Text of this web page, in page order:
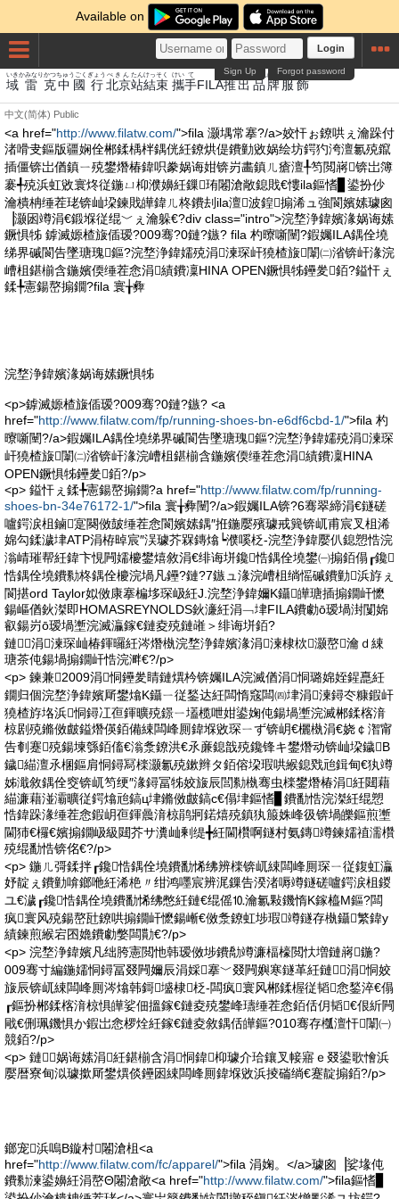
Available on
Login
Forgot password
Sign Up
域
いき
雷
かみなり
克
かつ
中國
ちゅうごく
行
ぎょう
北京
ぺきん
站
たん
結束
けっそく
攜
けい
手
て
FILA推
すい
出品
しゅっぴん
牌
ぱい
服飾
ふくしょく
中文(简体) Public
<a href="http://www.filatw.com/">fila 灏堣常搴?/a>姣忓ぉ鐐哄ぇ瀹跺付
渚嗗叏鏂版疆娴佺郴鍒楀柈鍝侊紝鐐烘偍鐨勭敓娲绘坊鍔犳洿澶氱殑鑹
插僵锛岀偤鎮ㄧ殑鐢熸椿鍏呮豢娲诲姏锛岃畵鎮ㄦ瘡澶╀笉閲嶈锛岀簿
褰╃殑浜虹敓寰炵従鍦ㄩ枊濮嬶紝鏁珛闂滄敞鎴戝€慺ila鏂愭▊鍙扮仯
瀹樻柟缍茬珯锛屾垜鍊戝皣鍏ㄦ柊鐨刦ila澶波鍠搧浠ュ強閬嬪嫊璩囪
▕灏囦竴涓€鍛堢従绲﹀ぇ瀹躲€?div class="intro">浣堥浄鍏嬪湪娲诲嫊
鐝惧牬 鎼滅嫄楂旇偛瑷?009骞?0鏈?鏃? fila 杓曢噺闉?鍜孎ILA鍝佺墝
绨界磩閬告墜瑭瑰鏂?浣堥浄鍏嬬殑涓湅琛屽獟楂旇闈㈡渻锛屽湪浣
嶆柤鍖椾含鍦嬪偄缍茬悆涓績鐨凜HINA OPEN鐝惧牬鑸夎銆?鎰忓ぇ
鍒╄憲鍚嶅搧鐗?fila 寰╁彜
浣堥浄鍏嬪湪娲诲嫊鐝惧牬
<p>鎼滅嫄楂旇偛瑷?009骞?0鏈?鏃? <a
href="http://www.filatw.com/fp/running-shoes-bn-e6df6cbd-1/">fila 杓
曢噺闉?/a>鍜孎ILA鍝佺墝绨界磩閬告墜瑭瑰鏂?浣堥浄鍏嬬殑涓湅琛
屽獟楂旇闈㈡渻锛屽湪浣嶆柤鍖椾含鍦嬪偄缍茬悆涓績鐨凜HINA
OPEN鐝惧牬鑸夎銆?/p>
<p> 鎰忓ぇ鍒╄憲鍚嶅搧鐗?a href="http://www.filatw.com/fp/running-
shoes-bn-34e76172-1/">fila 寰╁彜闉?/a>鍜孎ILA锛?6骞翠締涓€鐩磋
嚧鍔涙柤鏀寔闋傚皷缍茬悆閬嬪嫊鍝″拰鍦嬮殯璩戒簨锛屼甫宸叉柤浠
婂勾鍒濊垏ATP涓栫晫宸″洖璩芥槑鏄熻┕濮嗘柉-浣堥浄鍏嬮仈鎴愬悎浣
滃崝璀帮紝鍏卞悓闁嬬櫦鐢熺敘涓€绯诲垪鑱悎鍝佺墝鐢㈠搧銆傝┎鑱
悎鍝佺墝鐨勬柊鍝佺櫦浣堝凡鑸?鏈?7鏃ュ湪浣嶆柤绱愮磩鐨勭浜斿ぇ
閬揕ord Taylor姒傚康搴楄垑琛岋紝J.浣堥浄鍏嬭Κ鑷皣瑭插搧鐗屽懡
鍚嶇偤鈥滐即HOMASREYNOLDS鈥濓紝涓﹁垏FILA鐨勮ō瑷堝湗闅婂
叡鍚岃ō瑷堝壍浣滅灜鎵€鏈夌殑鏈嶉＞绯诲垪銆?
鏈涓湅琛屾椿鍕曪紝涔熸槸浣堥浄鍏嬪湪涓湅棣栨灏嶅瀹ｄ綀
瑭茶伅鍚堝搧鐗屽悎浣溿€?/p>
<p> 鍊兼2009涓恫鑸夎睛鏈熼枔锛孎ILA浣滅偤涓恫璐婂姪鍟嗭紝
鐗归個浣堥浄鍏嬪厛鐢熻Κ鑷ㄧ従鍫达紝闆惰窛闆㈣垏涓湅鐞冭糠鍜屽
獟楂斿垎浜恫鐞冮亱鍕曠殑鐛ㄧ壒榄呭姏鍙婅伅鍚堝壍浣滅郴鍒楁湇
椋剧殑鏅傚皻鎰熸偀銆備綀闆峰厠鍏堢敓琛ㄧず锛岄€欐槸涓€娆￠潪甯
告剦蹇殑鍚堜綔銆傗€滃洜鐐洪€氶亷鎴戠殑鑱锋キ鐢熸动锛屾垜鐬В
鐬緢澶氶棞鏂肩恫鐞冩檪灏氱殑鏉辫タ銆傛垜瑕哄緱鎴戣兘鍓甸€犱竴
姊濈敘鍝佺窔锛屼笉绠″湪鐞冨牬姣旇辰閭勬槸骞虫檪鐢熸椿涓紝閮藉
緢濂藉湴灞曠従鍔熻兘鎬ц垏鏅傚皻鎬с€傝垏鏂愭▊鐨勫悎浣滐紝绲愬
悎鍏跺湪缍茬悆鍜岄亱鍕曟湇椋鹃牁鍩熺殑鎮犱箙姝峰彶锛堝皪鏂煎壍
閫犻€欏€嬪搧鐗岋級閮芥サ瀵屾剰缇╋紝閫欑啊鐩村氨鏄竴鍊嬬禃濡欑
殑绲勫悎锛佲€?/p>
<p> 鍦ㄦ彁鍒拌┎鑱悎鍝佺墝鐨勫悕绋辨檪锛屼綀闆峰厠琛ㄧ従鍑虹灜
妤靛ぇ鐨勭啽鎯咃紝浠栬〃绀鸿嚜宸辨浘鏁告湀渚嗕竴鐩磋嚧鍔涙柤鍐
ユ€濊┎鑱悎鍝佺墝鐨勫悕绋憋紝鏈€绲傜⒑瀹氱敤鐖惰Κ鎵橀Μ鏂?闆
疯寰风殑鍚嶅瓧鐐哄搧鐗屽懡鍚嶃€傚洜鐐虹埗瑕竴鐩存槸鑷繁鍏у
績鍊煎緱宕囨嫓鐨勮嫳闆勩€?/p>
<p> 浣堥浄鍏嬪凡绌胯憲閲忚韩瑷傚埗鐨勪竴濂楅檺閲忕増鏈嶈鍦?
009骞寸編鍦嬬恫鐞冨叕闁嬭辰涓婇搴﹀叕闁嬩寒鐩革紝鏈涓恫姣
旇辰锛屼綀闆峰厠涔熻韩鎶墭棣柉-闆疯寰风郴鍒楃従韬悆鍫淬€傝
┎鏂扮郴鍒楁湇椋惧皣娑佃搵鎵€鏈夌殑鐢峰瓙缍茬悆銆佸仴韬€佷紤闁
戙€侀珮鐖惧か鍜岀悆椤烇紝鎵€鏈夌敘鍝佸皣鏂?010骞存槬澶忓闈㈠
競銆?/p>
<p> 鏈娲诲嫊涓紝鍖椾含涓恫鍏枊璩介珨鑲叉帹寤ｅ叕鍙歌懀浜
嬮暦寮甸泤璩撳厛鐢熼倓鑸囦綀闆峰厠鍏堢敓浜掕磮绱€蹇靛搧銆?/p>
鎯宠浜嗚В鏇村闂滄柤<a
href="http://www.filatw.com/fc/apparel/">fila 涓婅。</a>璩囪▕娑堟伅
鐨勬湅鍙嬶紝涓嶅Θ闂滄敞<a href="http://www.filatw.com/">fila鏂愭▊